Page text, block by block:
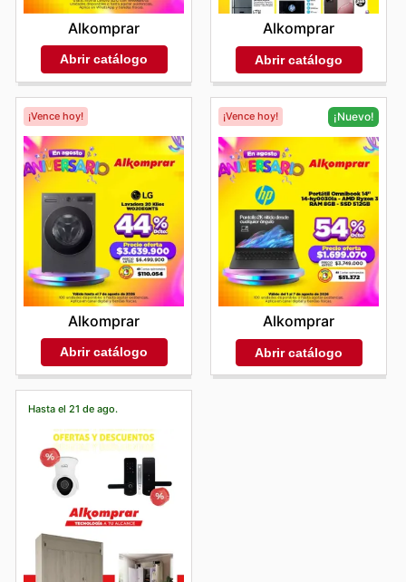
Alkomprar
Abrir catálogo
Alkomprar
Abrir catálogo
¡Vence hoy!
Alkomprar
Abrir catálogo
¡Vence hoy! ¡Nuevo!
Alkomprar
Abrir catálogo
Hasta el 21 de ago.